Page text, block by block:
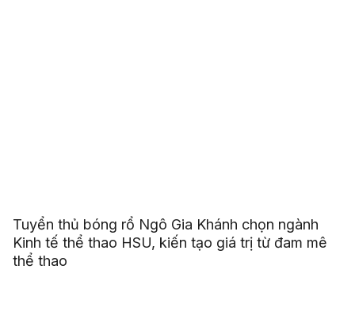
Tuyển thủ bóng rổ Ngô Gia Khánh chọn ngành
Kinh tế thể thao HSU, kiến tạo giá trị từ đam mê
thể thao